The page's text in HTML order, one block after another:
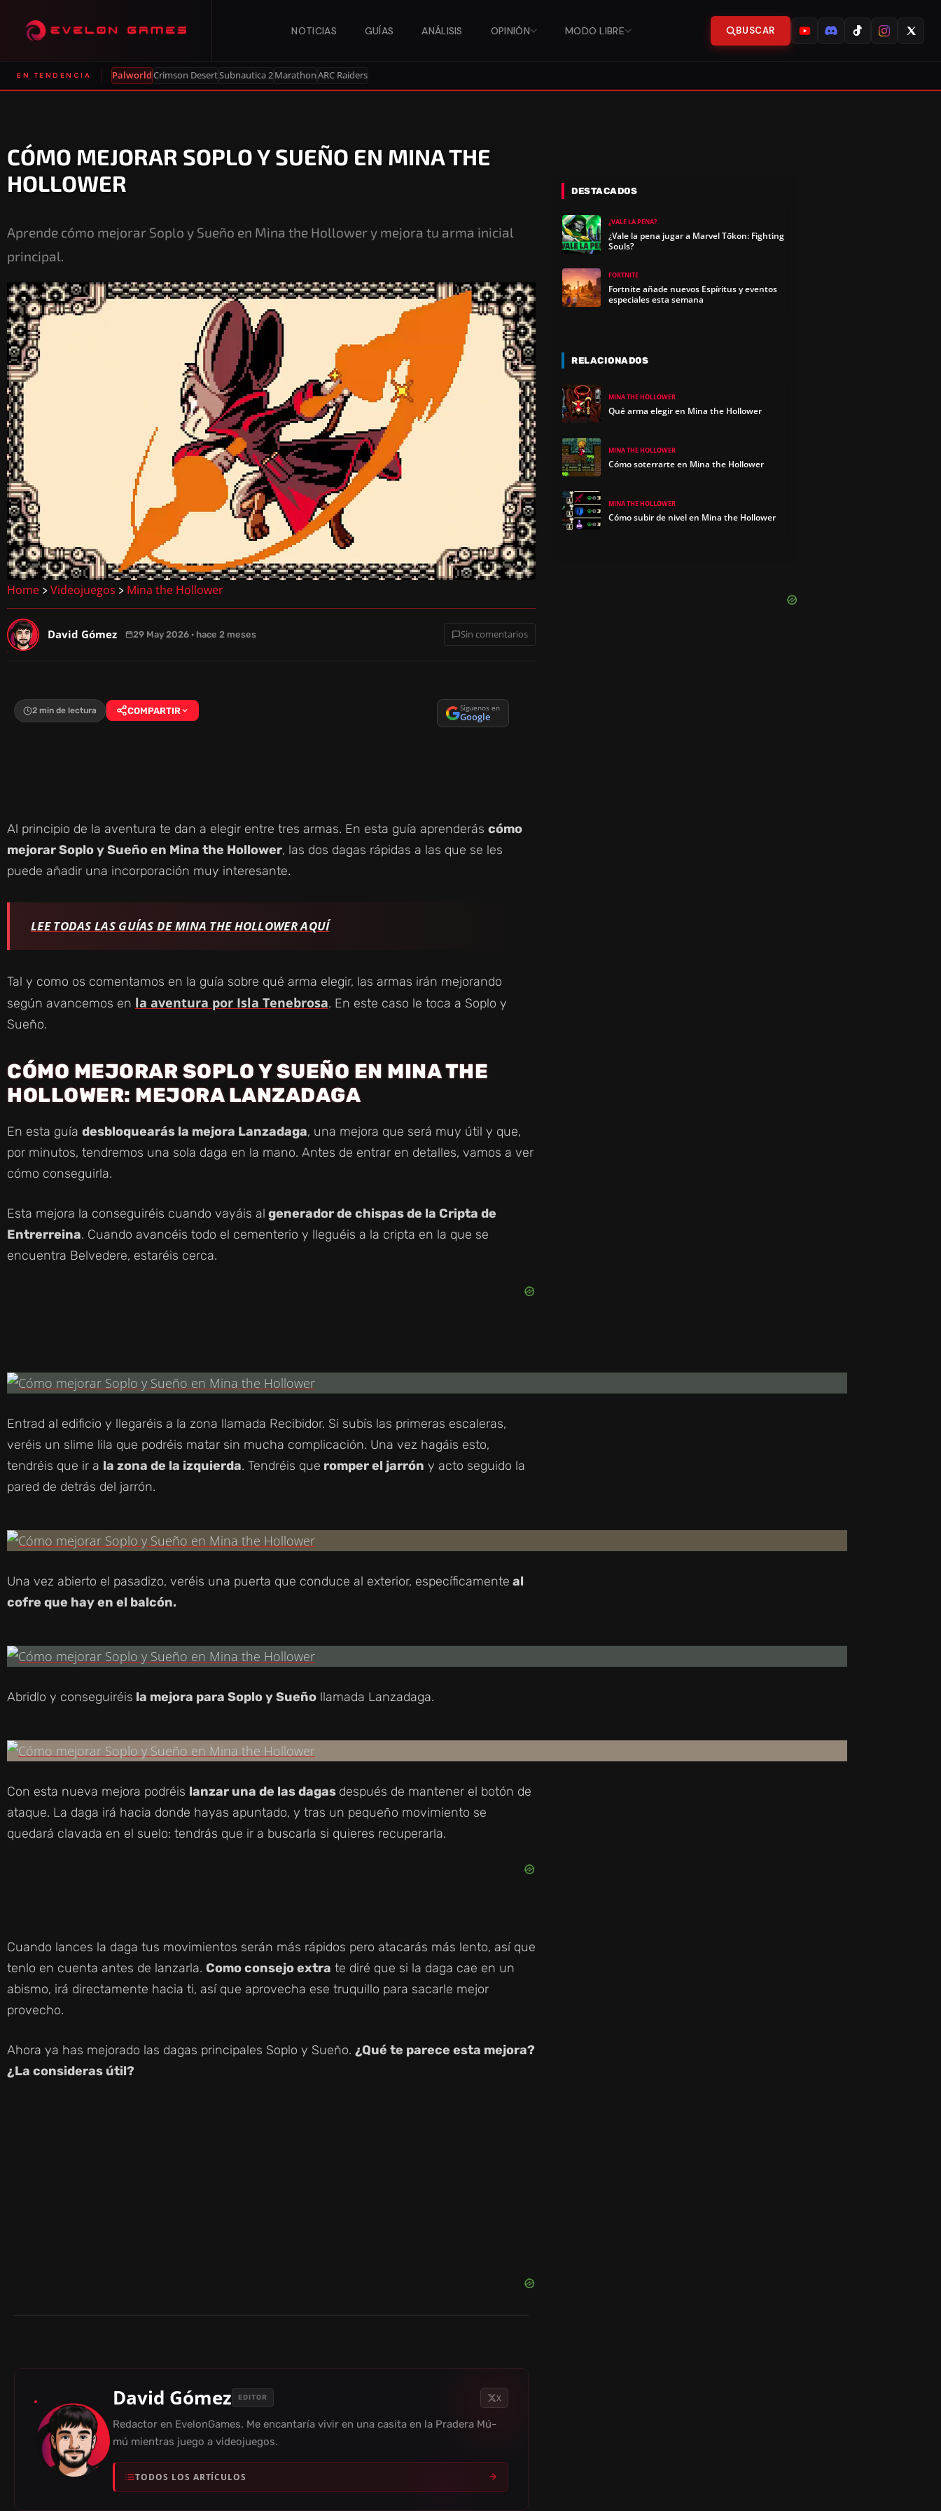
NOTICIAS GUÍAS ANÁLISIS OPINIÓN MODO LIBRE BUSCAR
EN TENDENCIA PalworldCrimson DesertSubnautica 2MarathonARC Raiders
CÓMO MEJORAR SOPLO Y SUEÑO EN MINA THE
HOLLOWER
Aprende cómo mejorar Soplo y Sueño en Mina the Hollower y mejora tu arma inicial
principal.
Home > Videojuegos > Mina the Hollower
David Gómez 29 May 2026 · hace 2 meses Sin comentarios
2 min de lectura COMPARTIR Síguenos en
Google
Al principio de la aventura te dan a elegir entre tres armas. En esta guía aprenderás cómo
mejorar Soplo y Sueño en Mina the Hollower, las dos dagas rápidas a las que se les
puede añadir una incorporación muy interesante.
LEE TODAS LAS GUÍAS DE MINA THE HOLLOWER AQUÍ
Tal y como os comentamos en la guía sobre qué arma elegir, las armas irán mejorando
según avancemos en la aventura por Isla Tenebrosa. En este caso le toca a Soplo y
Sueño.
CÓMO MEJORAR SOPLO Y SUEÑO EN MINA THE
HOLLOWER: MEJORA LANZADAGA
En esta guía desbloquearás la mejora Lanzadaga, una mejora que será muy útil y que,
por minutos, tendremos una sola daga en la mano. Antes de entrar en detalles, vamos a ver
cómo conseguirla.
Esta mejora la conseguiréis cuando vayáis al generador de chispas de la Cripta de
Entrerreina. Cuando avancéis todo el cementerio y lleguéis a la cripta en la que se
encuentra Belvedere, estaréis cerca.
Entrad al edificio y llegaréis a la zona llamada Recibidor. Si subís las primeras escaleras,
veréis un slime lila que podréis matar sin mucha complicación. Una vez hagáis esto,
tendréis que ir a la zona de la izquierda. Tendréis que romper el jarrón y acto seguido la
pared de detrás del jarrón.
Una vez abierto el pasadizo, veréis una puerta que conduce al exterior, específicamente al
cofre que hay en el balcón.
Abridlo y conseguiréis la mejora para Soplo y Sueño llamada Lanzadaga.
Con esta nueva mejora podréis lanzar una de las dagas después de mantener el botón de
ataque. La daga irá hacia donde hayas apuntado, y tras un pequeño movimiento se
quedará clavada en el suelo: tendrás que ir a buscarla si quieres recuperarla.
Cuando lances la daga tus movimientos serán más rápidos pero atacarás más lento, así que
tenlo en cuenta antes de lanzarla. Como consejo extra te diré que si la daga cae en un
abismo, irá directamente hacia ti, así que aprovecha ese truquillo para sacarle mejor
provecho.
Ahora ya has mejorado las dagas principales Soplo y Sueño. ¿Qué te parece esta mejora?
¿La consideras útil?
David Gómez EDITOR X
Redactor en EvelonGames. Me encantaría vivir en una casita en la Pradera Mú-
mú mientras juego a videojuegos.
TODOS LOS ARTÍCULOS
DESTACADOS
¿VALE LA PENA?
¿Vale la pena jugar a Marvel Tōkon: Fighting
Souls?
FORTNITE
Fortnite añade nuevos Espíritus y eventos
especiales esta semana
RELACIONADOS
MINA THE HOLLOWER
Qué arma elegir en Mina the Hollower
MINA THE HOLLOWER
Cómo soterrarte en Mina the Hollower
MINA THE HOLLOWER
Cómo subir de nivel en Mina the Hollower